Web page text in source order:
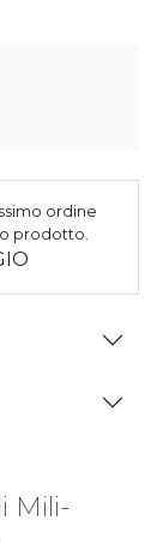
ordine
prodotto.
Mili-